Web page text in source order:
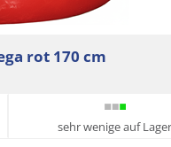
rot 170 cm
sehr wenige auf Lager